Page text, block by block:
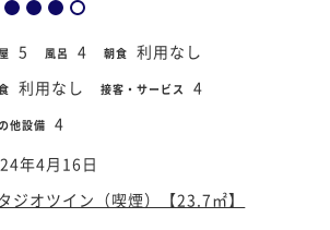
5 風呂 4 朝食 利用なし
利用なし 接客・サービス 4
他設備 4
年4月16日
ジオツイン（喫煙）【23.7㎡】